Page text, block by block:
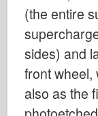
IBG-
Icm
Italeri
Legend
(the entire
sides) and
front wheel,
also as the